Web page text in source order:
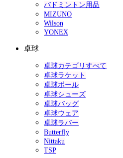
バドミントン用品
MIZUNO
Wilson
YONEX
卓球
卓球カテゴリすべて
卓球ラケット
卓球ボール
卓球シューズ
卓球バッグ
卓球ウェア
卓球ラバー
Butterfly
Nittaku
TSP